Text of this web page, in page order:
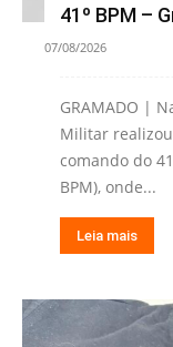
41º BPM –
07/08/2026
GRAMADO |
Militar
comando do
BPM), onde...
Leia mais